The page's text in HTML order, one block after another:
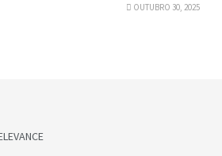
OUTUBRO 30, 2025